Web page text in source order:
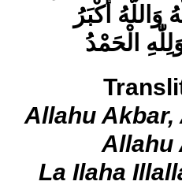
وَاللَّهُ أَكْبَرُ
الْحَمْدُ
Allahu Akbar,
Allahu
La Ilaha